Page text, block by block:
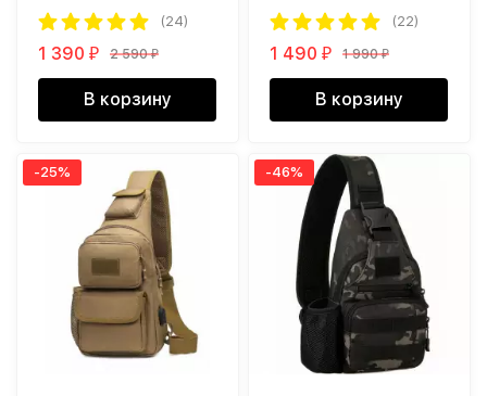
(24)
1 390₽ 2 590₽
В корзину
черный камуфляж
(22)
1 490₽ 1 990₽
В корзину
-25% -46%